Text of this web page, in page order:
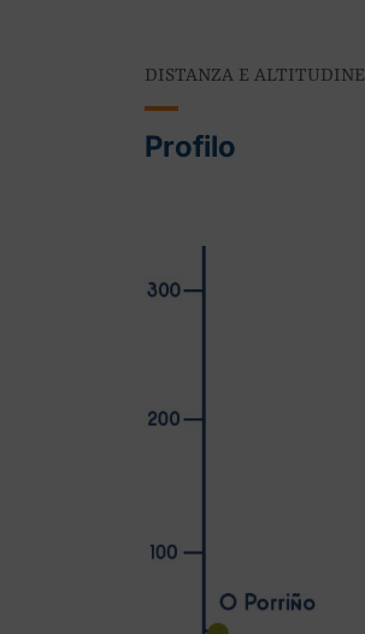
DISTANZA E ALTITUDINE
Profilo